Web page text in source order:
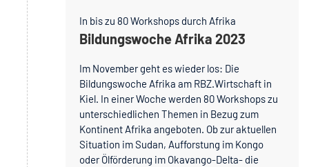
In bis zu 80 Workshops durch Afrika
Bildungswoche Afrika 2023
Im November geht es wieder los: Die
Bildungswoche Afrika am RBZ.Wirtschaft in
Kiel. In einer Woche werden 80 Workshops zu
unterschiedlichen Themen in Bezug zum
Kontinent Afrika angeboten. Ob zur aktuellen
Situation im Sudan, Aufforstung im Kongo
oder Ölförderung im Okavango-Delta- die